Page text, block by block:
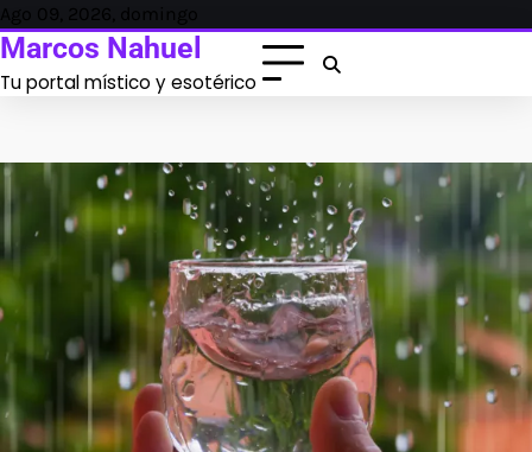
Skip
to
Ago 09, 2026, domingo
Marcos Nahuel
Tu portal místico y esotérico